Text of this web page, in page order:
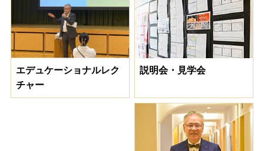
エデュケーショナルレク
チャー
説明会・見学会